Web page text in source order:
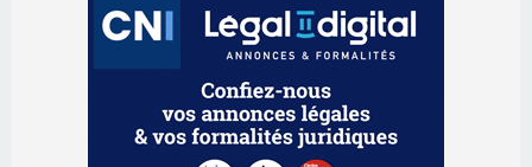
Les brèves
Ucciani – Marché des producteurs à Cruculi le